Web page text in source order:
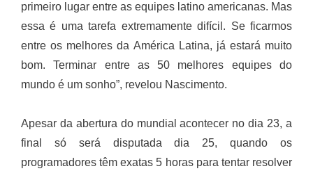
primeiro lugar entre as equipes latino americanas. Mas
essa é uma tarefa extremamente difícil. Se ficarmos
entre os melhores da América Latina, já estará muito
bom. Terminar entre as 50 melhores equipes do
mundo é um sonho”, revelou Nascimento.
Apesar da abertura do mundial acontecer no dia 23, a
final só será disputada dia 25, quando os
programadores têm exatas 5 horas para tentar resolver